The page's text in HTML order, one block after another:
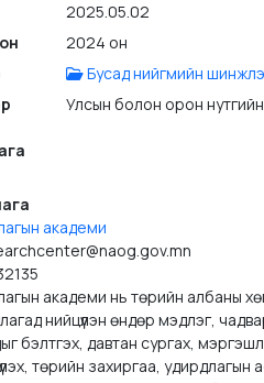
2025.05.02
2024 он
Бусад нийгмийн
Улсын болон орон
академи
академи нь төрийн албаны
нийцүүлэн өндөр мэдлэг,
бэлтгэх, давтан сургах,
төрийн захиргаа, удирдлагын